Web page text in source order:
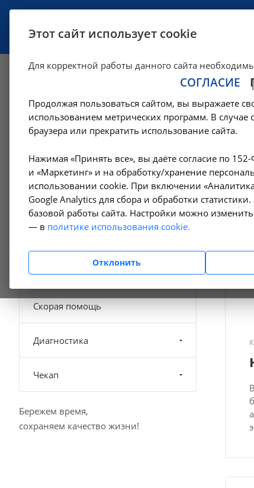
Услуги — Консультативная помощь
В НИИ
Консультативная помощь
Нефрология
Дерматовенерология
Косметология
Диализ
Скорая помощь
Диагностика
Чекап
Бережем время,
сохраняем качество жизни!
Этот сайт использует cookie
Для корректной работы данного сайта
СОГЛАСИЕ
Продолжая пользоваться сайтом, вы выражаете
использованием метрических программ. В
браузера или прекратить использование сайта.
Нажимая «Принять все», вы даёте согласие по
и «Маркетинг» и на обработку/хранение
использовании cookie. При включении
Google Analytics для сбора и обработки
базовой работы сайта. Настройки можно
— в политике использования cookie.
Отклонить